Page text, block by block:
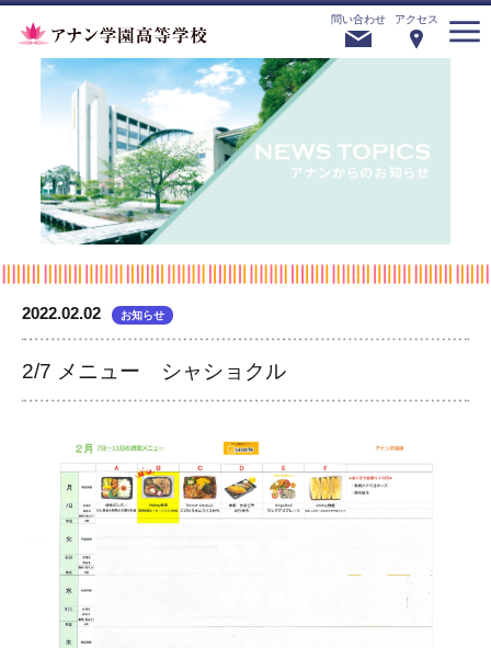
問い合わせ アクセス
2022.02.02 お知らせ
2/7 メニュー シャショクル